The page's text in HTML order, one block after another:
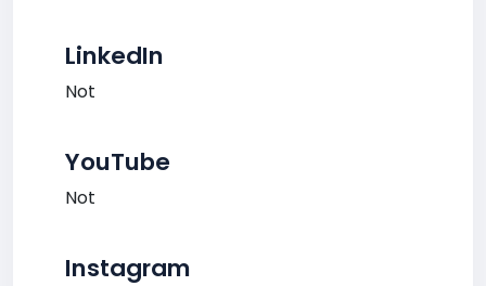
LinkedIn
Not
YouTube
Not
Instagram